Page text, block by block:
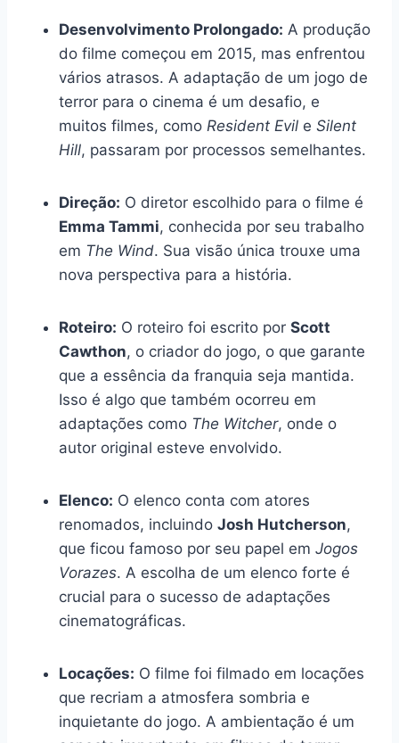
Desenvolvimento Prolongado: A produção
do filme começou em 2015, mas enfrentou
vários atrasos. A adaptação de um jogo de
terror para o cinema é um desafio, e
muitos filmes, como Resident Evil e Silent
Hill, passaram por processos semelhantes.
Direção: O diretor escolhido para o filme é
Emma Tammi, conhecida por seu trabalho
em The Wind. Sua visão única trouxe uma
nova perspectiva para a história.
Roteiro: O roteiro foi escrito por Scott
Cawthon, o criador do jogo, o que garante
que a essência da franquia seja mantida.
Isso é algo que também ocorreu em
adaptações como The Witcher, onde o
autor original esteve envolvido.
Elenco: O elenco conta com atores
renomados, incluindo Josh Hutcherson,
que ficou famoso por seu papel em Jogos
Vorazes. A escolha de um elenco forte é
crucial para o sucesso de adaptações
cinematográficas.
Locações: O filme foi filmado em locações
que recriam a atmosfera sombria e
inquietante do jogo. A ambientação é um